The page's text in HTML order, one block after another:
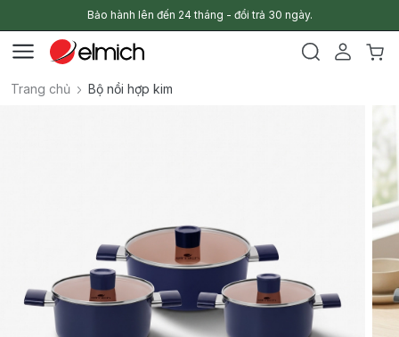
Bảo hành lên đến 24 tháng - đổi trả 30 ngày.
Trang chủ Bộ nồi hợp kim